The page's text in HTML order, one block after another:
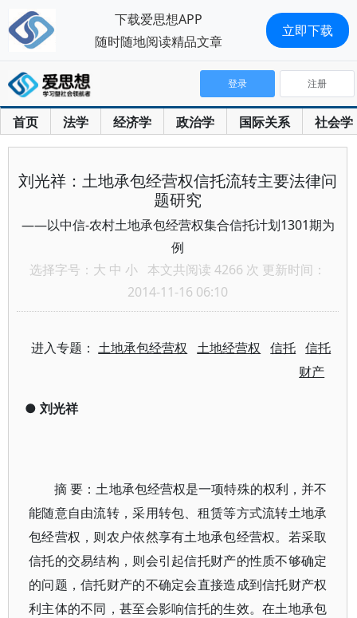
首页 法学 经济学 政治学 国际关系 社会学
登录 注册
刘光祥：土地承包经营权信托流转主要法律问
题研究
——以中信-农村土地承包经营权集合信托计划1301期为
例
选择字号： 大 中 小 本文共阅读 4266 次 更新时间：
2014-11-16 06:10
进入专题：土地承包经营权 土地经营权 信托 信托
财产
● 刘光祥
摘 要：土地承包经营权是一项特殊的权利，并不
能随意自由流转，采用转包、租赁等方式流转土地承
包经营权，则农户依然享有土地承包经营权。若采取
信托的交易结构，则会引起信托财产的性质不够确定
的问题，信托财产的不确定会直接造成到信托财产权
利主体的不同，甚至会影响信托的生效。在土地承包
下载爱思想APP
随时随地阅读精品文章
立即下载